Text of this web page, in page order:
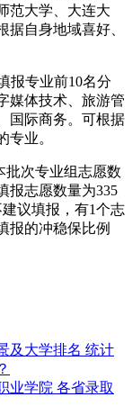
范大学、大连大
自身地域喜好、
报专业前10名分
媒体技术、旅游管
国际商务。可根据
专业。
批次专业组志愿数
报志愿数量为335
议填报，有1个志
报的冲稳保比例
及大学排名 统计
业学院 各省录取